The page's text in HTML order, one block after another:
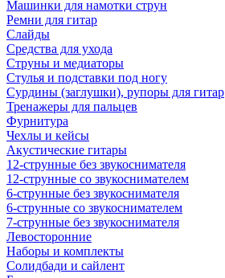
Машинки для намотки струн
Ремни для гитар
Слайды
Средства для ухода
Струны и медиаторы
Стулья и подставки под ногу
Сурдины (заглушки), рупоры для гитар
Тренажеры для пальцев
Фурнитура
Чехлы и кейсы
Акустические гитары
12-струнные без звукоснимателя
12-струнные со звукоснимателем
6-струнные без звукоснимателя
6-струнные со звукоснимателем
7-струнные без звукоснимателя
Левосторонние
Наборы и комплекты
Солидбади и сайлент